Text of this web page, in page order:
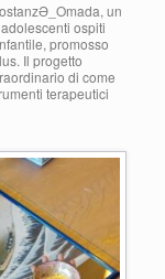
un
ospiti
promosso
Il progetto
di come
terapeutici